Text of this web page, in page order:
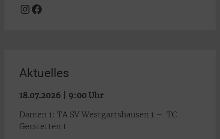
Instagram
Facebook
Aktuelles
18.07.2026 | 9:00 Uhr
Damen 1: TA SV Westgartshausen 1 – TC
Gerstetten 1